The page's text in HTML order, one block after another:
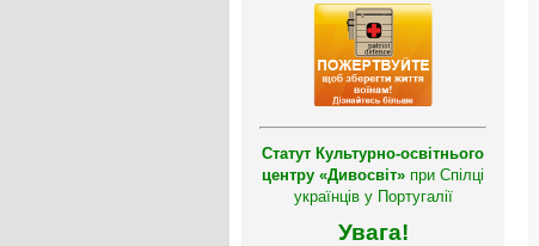
Статут Культурно-освітнього
центру «Дивосвіт» при Спілці
українців у Португалії
Увага!